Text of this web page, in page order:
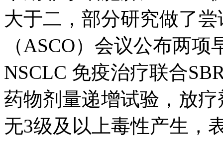
大于二，部分研究做了
（ASCO）会议公布两
NSCLC 免疫治疗联合
药物剂量递增试验，放
无3级及以上毒性产生，